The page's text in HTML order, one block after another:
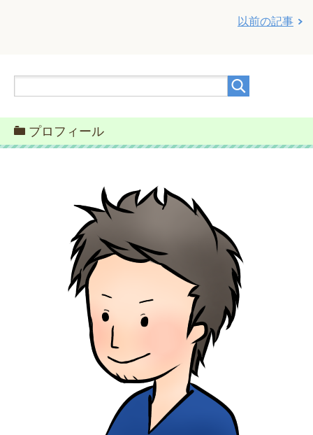
以前の記事
プロフィール